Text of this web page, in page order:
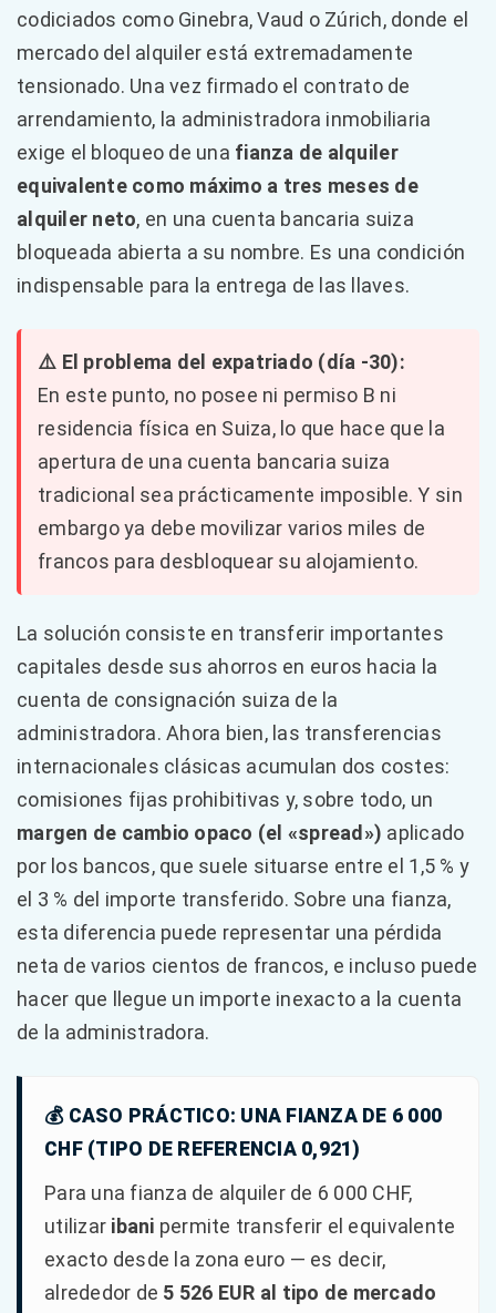
codiciados como Ginebra, Vaud o Zúrich, donde el
mercado del alquiler está extremadamente
tensionado. Una vez firmado el contrato de
arrendamiento, la administradora inmobiliaria
exige el bloqueo de una fianza de alquiler
equivalente como máximo a tres meses de
alquiler neto, en una cuenta bancaria suiza
bloqueada abierta a su nombre. Es una condición
indispensable para la entrega de las llaves.
⚠️ El problema del expatriado (día -30):
En este punto, no posee ni permiso B ni
residencia física en Suiza, lo que hace que la
apertura de una cuenta bancaria suiza
tradicional sea prácticamente imposible. Y sin
embargo ya debe movilizar varios miles de
francos para desbloquear su alojamiento.
La solución consiste en transferir importantes
capitales desde sus ahorros en euros hacia la
cuenta de consignación suiza de la
administradora. Ahora bien, las transferencias
internacionales clásicas acumulan dos costes:
comisiones fijas prohibitivas y, sobre todo, un
margen de cambio opaco (el «spread») aplicado
por los bancos, que suele situarse entre el 1,5 % y
el 3 % del importe transferido. Sobre una fianza,
esta diferencia puede representar una pérdida
neta de varios cientos de francos, e incluso puede
hacer que llegue un importe inexacto a la cuenta
de la administradora.
💰 CASO PRÁCTICO: UNA FIANZA DE 6 000
CHF (TIPO DE REFERENCIA 0,921)
Para una fianza de alquiler de 6 000 CHF,
utilizar ibani permite transferir el equivalente
exacto desde la zona euro — es decir,
alrededor de 5 526 EUR al tipo de mercado